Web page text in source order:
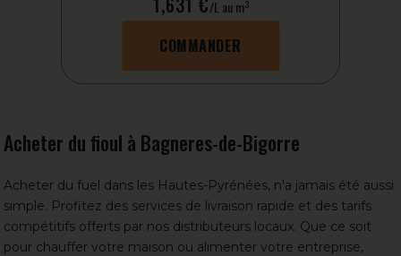
/L au m3
COMMANDER
Acheter du fioul à Bagneres-de-Bigorre
Acheter du fuel dans les Hautes-Pyrénées, n'a jamais été aussi
simple. Profitez des services de livraison rapide et des tarifs
compétitifs offerts par nos distributeurs locaux. Que ce soit
pour chauffer votre maison ou alimenter votre entreprise,